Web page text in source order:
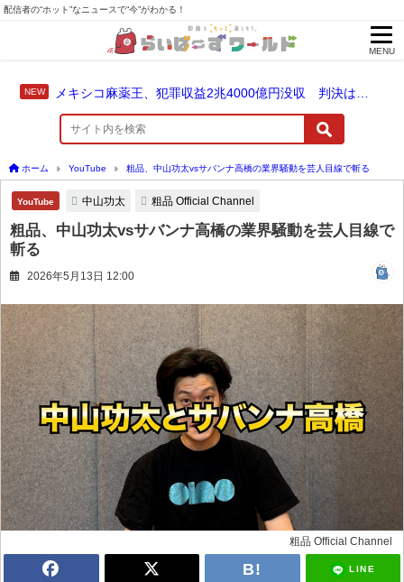
配信者の“ホット”なニュースで“今”がわかる！
MENU
ホーム YouTube 粗品、中山功太vsサバンナ高橋の業界騒動を芸人目線で斬る
YouTube 中山功太 粗品 Official Channel
粗品、中山功太vsサバンナ高橋の業界騒動を芸人目線で
斬る
2026年5月13日 12:00
粗品 Official Channel
LINE